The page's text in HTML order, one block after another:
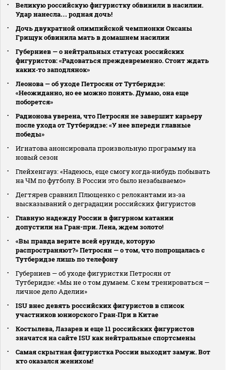
Великую российскую фигуристку обвинили в насилии.
Удар нанесла… родная дочь!
Дочь двукратной олимпийской чемпионки Оксаны
Грищук обвинила мать в домашнем насилии
Губерниев — о нейтральных статусах российских
фигуристов: «Радоваться преждевременно. Стоит ждать
каких‑то заподлянок»
Леонова — об уходе Петросян от Тутберидзе:
«Неожиданно, но ее можно понять. Думаю, она еще
поборется»
Радионова уверена, что Петросян не завершит карьеру
после ухода от Тутберидзе: «У нее впереди главные
победы»
Игнатова анонсировала произвольную программу на
новый сезон
Глейхенгауз: «Надеюсь, еще смогу когда‑нибудь побывать
на ЧМ по футболу. В России это было незабываемо»
Дегтярев сравнил Плющенко с релокантами из‑за
высказываний о деградации российских фигуристов
Главную надежду России в фигурном катании
допустили на Гран-при. Лена, ждем золото!
«Вы правда верите всей ерунде, которую
распространяют?» Петросян — о том, что попрощалась с
Тутберидзе лишь по телефону
Губерниев — об уходе фигуристки Петросян от
Тутберидзе: «Мы не о том думаем. С кем тренироваться —
личное дело Аделии»
ISU внес девять российских фигуристов в список
участников юниорского Гран‑При в Китае
Костылева, Лазарев и еще 11 российских фигуристов
значатся на сайте ISU как нейтральные спортсмены
Самая скрытная фигуристка России выходит замуж. Вот
кто оказался женихом!